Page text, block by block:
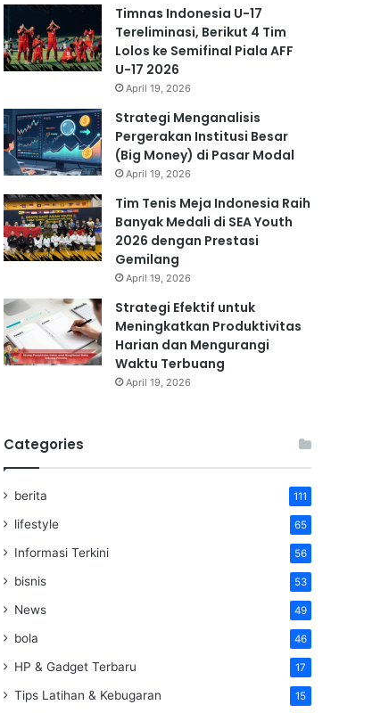
Timnas Indonesia U-17
Tereliminasi, Berikut 4 Tim
Lolos ke Semifinal Piala AFF
U-17 2026
April 19, 2026
Strategi Menganalisis
Pergerakan Institusi Besar
(Big Money) di Pasar Modal
April 19, 2026
Tim Tenis Meja Indonesia Raih
Banyak Medali di SEA Youth
2026 dengan Prestasi
Gemilang
April 19, 2026
Strategi Efektif untuk
Meningkatkan Produktivitas
Harian dan Mengurangi
Waktu Terbuang
April 19, 2026
Categories
berita 111
lifestyle 65
Informasi Terkini 56
bisnis 53
News 49
bola 46
HP & Gadget Terbaru 17
Tips Latihan & Kebugaran 15